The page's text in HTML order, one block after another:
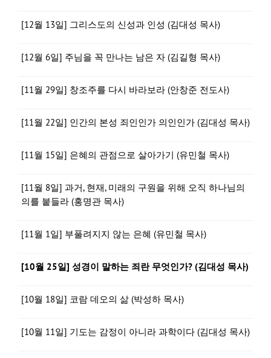
[12월 13일] 그리스도의 신성과 인성 (김대성 목사)
[12월 6일] 주님을 꼭 만나는 남은 자 (김길형 목사)
[11월 29일] 창조주를 다시 바라보라 (안창준 전도사)
[11월 22일] 인간의 본성 죄인인가 의인인가 (김대성 목사)
[11월 15일] 은혜의 관점으로 살아가기 (유민철 목사)
[11월 8일] 과거, 현재, 미래의 구원을 위해 오직 하나님의
의를 붙들라 (홍명관 목사)
[11월 1일] 부풀려지지 않는 은혜 (유민철 목사)
[10월 25일] 성경이 말하는 죄란 무엇인가? (김대성 목사)
[10월 18일] 코람 데오의 삶 (박성하 목사)
[10월 11일] 기도는 감정이 아니라 과학이다 (김대성 목사)